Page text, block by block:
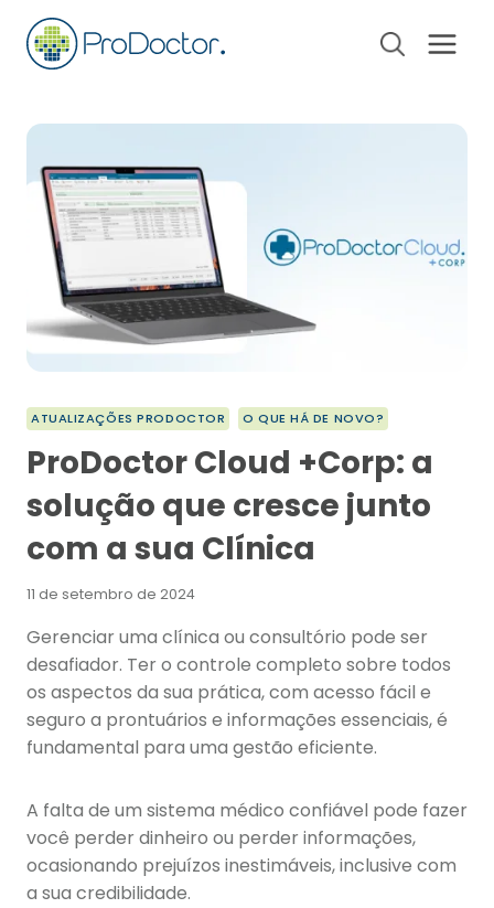
Pular
para
ATUALIZAÇÕES PRODOCTOR O QUE HÁ DE NOVO?
ProDoctor Cloud +Corp: a
solução que cresce junto
com a sua Clínica
11 de setembro de 2024
Gerenciar uma clínica ou consultório pode ser
desafiador. Ter o controle completo sobre todos
os aspectos da sua prática, com acesso fácil e
seguro a prontuários e informações essenciais, é
fundamental para uma gestão eficiente.
A falta de um sistema médico confiável pode fazer
você perder dinheiro ou perder informações,
ocasionando prejuízos inestimáveis, inclusive com
a sua credibilidade.